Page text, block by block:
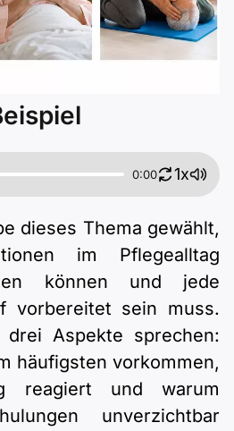
0:00 1x
dieses Thema gewählt,
im Pflegealltag
können und jede
vorbereitet sein muss.
Aspekte sprechen:
häufigsten vorkommen,
reagiert und warum
unverzichtbar